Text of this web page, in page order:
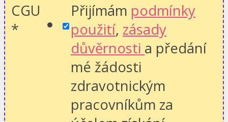
CGU
*
Přijímám podmínky
použití, zásady
důvěrnosti a předání
mé žádosti
zdravotnickým
pracovníkům za